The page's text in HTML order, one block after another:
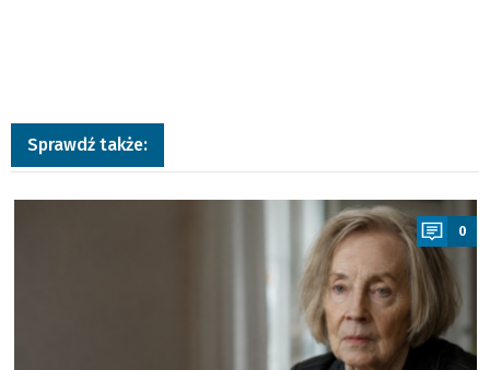
Sprawdź także:
a
0